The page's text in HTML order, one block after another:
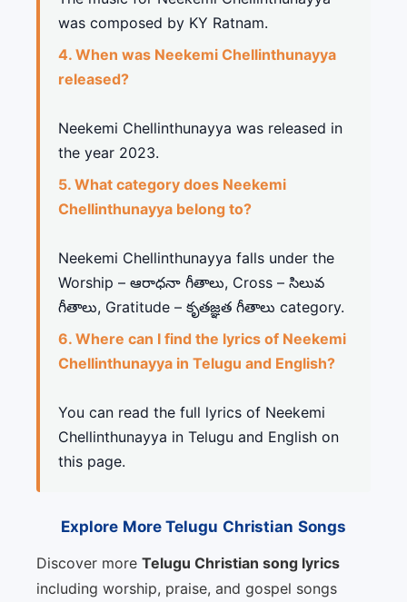
was composed by KY Ratnam.
4. When was Neekemi Chellinthunayya
released?
Neekemi Chellinthunayya was released in
the year 2023.
5. What category does Neekemi
Chellinthunayya belong to?
Neekemi Chellinthunayya falls under the
Worship – ఆరాధనా గీతాలు, Cross – సిలువ
గీతాలు, Gratitude – కృతజ్ఞత గీతాలు category.
6. Where can I find the lyrics of Neekemi
Chellinthunayya in Telugu and English?
You can read the full lyrics of Neekemi
Chellinthunayya in Telugu and English on
this page.
Explore More Telugu Christian Songs
Discover more Telugu Christian song lyrics
including worship, praise, and gospel songs